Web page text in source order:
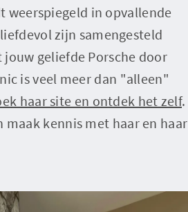
weerspiegeld in opvallende
zijn samengesteld
geliefde Porsche door
is veel meer dan "alleen"
haar site en ontdek het zelf.
maak kennis met haar en haar